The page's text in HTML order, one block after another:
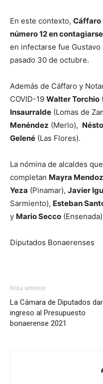
En este contexto, Cáffaro
número 12 en
en infectarse fue
pasado 30 de octubre.
Además de Cáffaro y
COVID-19 Walter Torchio
Insaurralde (Lomas de
Menéndez (Merlo),
Gelené (Las Flores).
La nómina de alcaldes
completan Mayra
Yeza (Pinamar), Javier
Sarmiento), Esteban
y Mario Secco
Diputados Bonaerenses
Nota anterior
La Cámara de Diputados
ingreso al Presupuesto
bonaerense 2021